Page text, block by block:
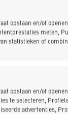
opslaan en/of
meten,
statistieken of
opslaan en/of
te selecteren,
advertenties,